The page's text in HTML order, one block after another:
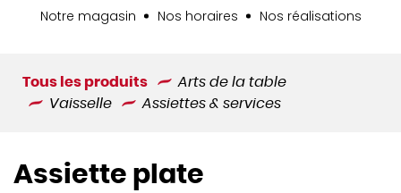
Notre magasin Nos horaires Nos réalisations
Tous les produits
Arts de la table
Vaisselle
Assiettes & services
Assiette plate